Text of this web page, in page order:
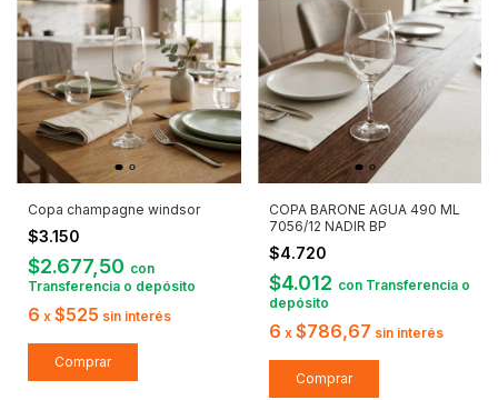
Copa champagne windsor
$3.150
$2.677,50 con
Transferencia o depósito
6 x $525 sin interés
COPA BARONE AGUA 490 ML
7056/12 NADIR BP
$4.720
$4.012 con Transferencia o
depósito
6 x $786,67 sin interés